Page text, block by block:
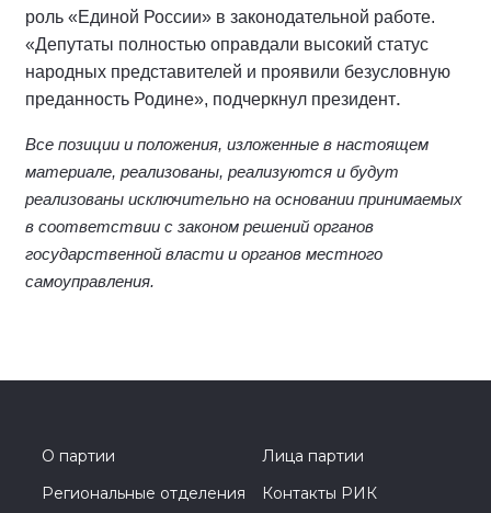
роль «Единой России» в законодательной работе.
«Депутаты полностью оправдали высокий статус
народных представителей и проявили безусловную
преданность Родине», подчеркнул президент.
Все позиции и положения, изложенные в настоящем
материале, реализованы, реализуются и будут
реализованы исключительно на основании принимаемых
в соответствии с законом решений органов
государственной власти и органов местного
самоуправления.
О партии
Лица партии
Региональные отделения
Контакты РИК